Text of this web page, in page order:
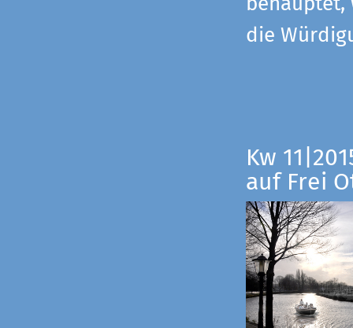
die
Kw
auf Frei